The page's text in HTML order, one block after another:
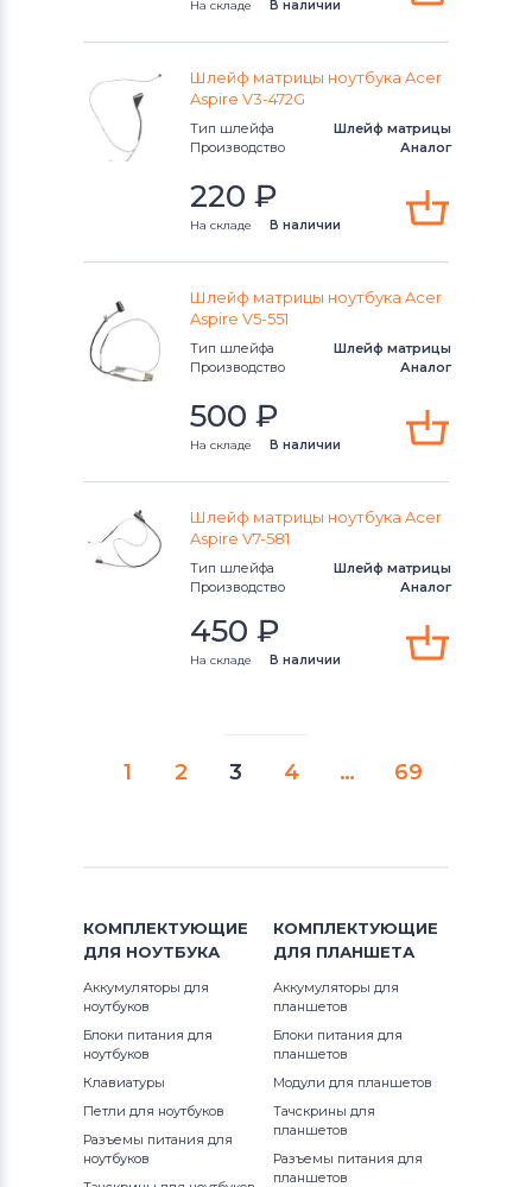
На складе В наличии
Шлейф матрицы ноутбука Acer
Aspire V3-472G
Тип шлейфа
Шлейф матрицы
Производство
Аналог
220 ₽
На складе В наличии
Шлейф матрицы ноутбука Acer
Aspire V5-551
Тип шлейфа
Шлейф матрицы
Производство
Аналог
500 ₽
На складе В наличии
Шлейф матрицы ноутбука Acer
Aspire V7-581
Тип шлейфа
Шлейф матрицы
Производство
Аналог
450 ₽
На складе В наличии
1 2 3 4 … 69
КОМПЛЕКТУЮЩИЕ
ДЛЯ НОУТБУКА
Аккумуляторы для
ноутбуков
Блоки питания для
ноутбуков
Клавиатуры
Петли для ноутбуков
Разъемы питания для
ноутбуков
КОМПЛЕКТУЮЩИЕ
ДЛЯ ПЛАНШЕТА
Аккумуляторы для
планшетов
Блоки питания для
планшетов
Модули для планшетов
Тачскрины для
планшетов
Разъемы питания для
планшетов